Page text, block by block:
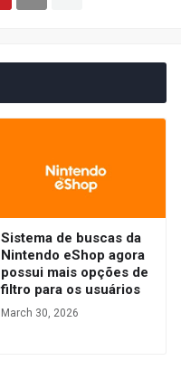
Sistema de buscas da
Nintendo eShop agora
possui mais opções de
filtro para os usuários
March 30, 2026